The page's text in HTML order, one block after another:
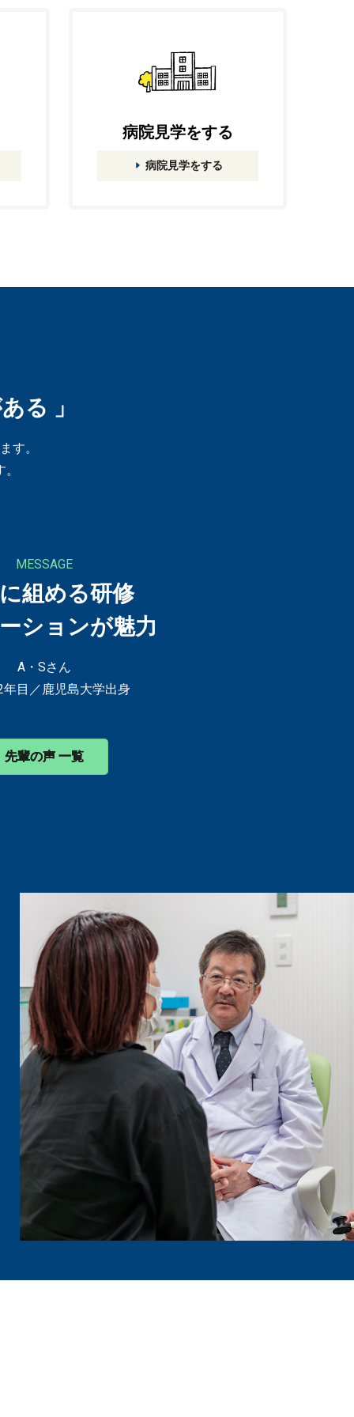
病院見学をする
病院見学をする
る 」
す。
MESSAGE
組める研修
ションが魅力
A・Sさん
年目／鹿児島大学出身
先輩の声 一覧